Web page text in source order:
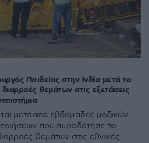
Παιδείας στην Ινδία μετά το
θεμάτων στις εξετάσεις
μετά από εβδομάδες μαζικών
που πυροδότησε το
θεμάτων στις εθνικές